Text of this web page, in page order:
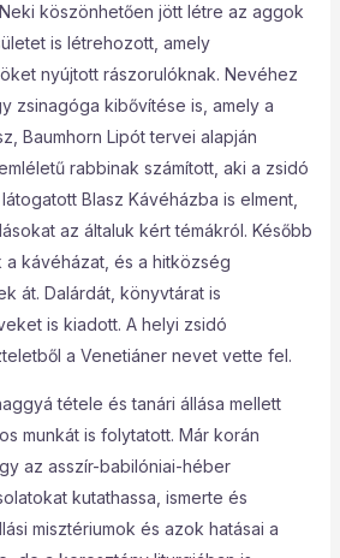
köszönhetően jött létre az aggok
is létrehozott, amely
nyújtott rászorulóknak. Nevéhez
zsinagóga kibővítése is, amely a
Baumhorn Lipót tervei alapján
rabbinak számított, aki a zsidó
Blasz Kávéházba is elment,
az általuk kért témákról. Később
kávéházat, és a hitközség
át. Dalárdát, könyvtárat is
is kiadott. A helyi zsidó
a Venetiáner nevet vette fel.
tétele és tanári állása mellett
munkát is folytatott. Már korán
az asszír-babilóniai-héber
kutathassa, ismerte és
misztériumok és azok hatásai a